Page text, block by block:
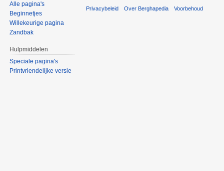
Alle pagina's
Beginnetjes
Willekeurige pagina
Zandbak
Hulpmiddelen
Speciale pagina's
Printvriendelijke versie
Privacybeleid Over Berghapedia Voorbehoud